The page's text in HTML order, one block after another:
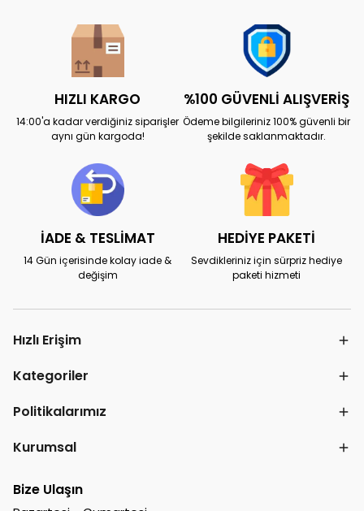
HIZLI KARGO
14:00'a kadar verdiğiniz siparişler
aynı gün kargoda!
%100 GÜVENLİ ALIŞVERİŞ
Ödeme bilgileriniz 100% güvenli bir
şekilde saklanmaktadır.
İADE & TESLİMAT
14 Gün içerisinde kolay iade &
değişim
HEDİYE PAKETİ
Sevdikleriniz için sürpriz hediye
paketi hizmeti
Hızlı Erişim
Kategoriler
Politikalarımız
Kurumsal
Bize Ulaşın